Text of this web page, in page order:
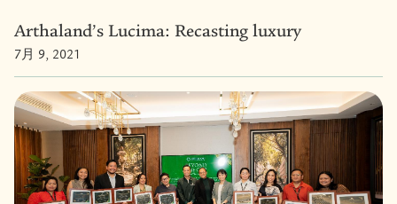
Arthaland’s Lucima: Recasting luxury
7月 9, 2021